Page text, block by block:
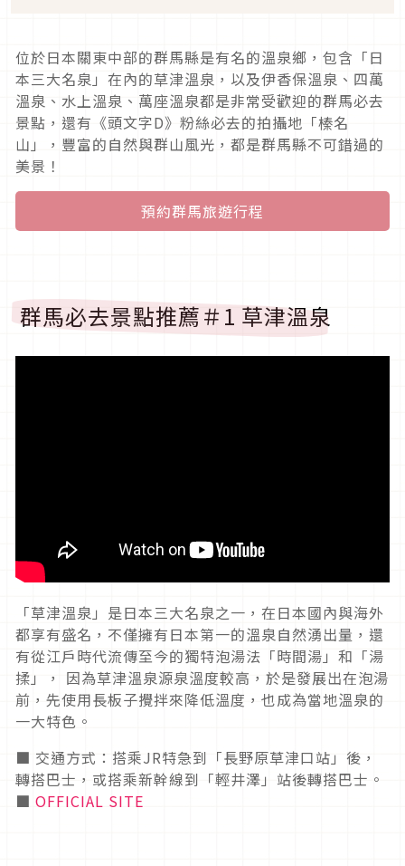
位於日本關東中部的群馬縣是有名的溫泉鄉，包含「日
本三大名泉」在內的草津溫泉，以及伊香保溫泉、四萬
溫泉、水上溫泉、萬座溫泉都是非常受歡迎的群馬必去
景點，還有《頭文字D》粉絲必去的拍攝地「榛名
山」，豐富的自然與群山風光，都是群馬縣不可錯過的
美景！
預約群馬旅遊行程
群馬必去景點推薦＃1 草津溫泉
「草津溫泉」是日本三大名泉之一，在日本國內與海外
都享有盛名，不僅擁有日本第一的溫泉自然湧出量，還
有從江戶時代流傳至今的獨特泡湯法「時間湯」和「湯
揉」， 因為草津溫泉源泉溫度較高，於是發展出在泡湯
前，先使用長板子攪拌來降低溫度，也成為當地溫泉的
一大特色。
■ 交通方式：搭乘JR特急到「長野原草津口站」後，
轉搭巴士，或搭乘新幹線到「輕井澤」站後轉搭巴士。
■ OFFICIAL SITE